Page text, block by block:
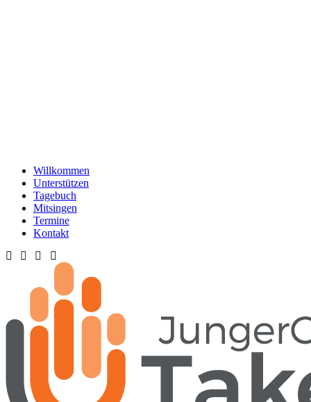
Willkommen
Unterstützen
Tagebuch
Mitsingen
Termine
Kontakt